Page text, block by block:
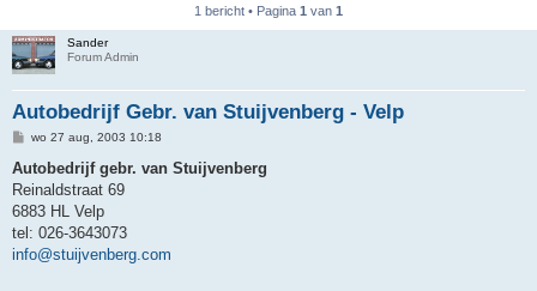
1 bericht • Pagina 1 van 1
Sander
Forum Admin
Autobedrijf Gebr. van Stuijvenberg - Velp
B
r
c
h
wo 27 aug, 2003 10:18
Autobedrijf gebr. van Stuijvenberg
Reinaldstraat 69
6883 HL Velp
tel: 026-3643073
info@stuijvenberg.com